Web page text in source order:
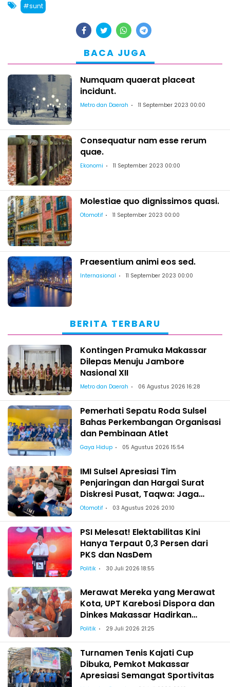
#sunt
BACA JUGA
Numquam quaerat placeat
incidunt.
Metro dan Daerah 11 September 2023 00:00
Consequatur nam esse rerum
quae.
Ekonomi 11 September 2023 00:00
Molestiae quo dignissimos quasi.
Otomotif 11 September 2023 00:00
Praesentium animi eos sed.
Internasional 11 September 2023 00:00
BERITA TERBARU
Kontingen Pramuka Makassar
Dilepas Menuju Jambore
Nasional XII
Metro dan Daerah 06 Agustus 2026 16:28
Pemerhati Sepatu Roda Sulsel
Bahas Perkembangan Organisasi
dan Pembinaan Atlet
Gaya Hidup 05 Agustus 2026 15:54
IMI Sulsel Apresiasi Tim
Penjaringan dan Hargai Surat
Diskresi Pusat, Taqwa: Jaga
Kekeluargaan-Kebersamaan
Otomotif 03 Agustus 2026 20:10
PSI Melesat! Elektabilitas Kini
Hanya Terpaut 0,3 Persen dari
PKS dan NasDem
Politik 30 Juli 2026 18:55
Merawat Mereka yang Merawat
Kota, UPT Karebosi Dispora dan
Dinkes Makassar Hadirkan
Pemeriksaan Kesehatan bagi
Politik 29 Juli 2026 21:25
Turnamen Tenis Kajati Cup
Dibuka, Pemkot Makassar
Apresiasi Semangat Sportivitas